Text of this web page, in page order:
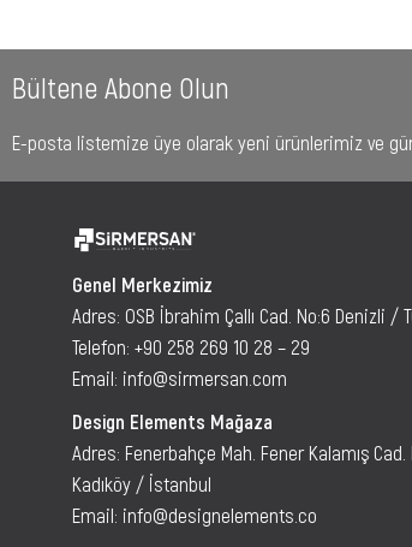
Bültene Abone Olun
E-posta listemize üye olarak yeni ürünlerimiz ve
Genel Merkezimiz
Adres: OSB İbrahim Çallı Cad. No:6 Denizli /
Telefon: +90 258 269 10 28 – 29
Email: info@sirmersan.com
Design Elements Mağaza
Adres: Fenerbahçe Mah. Fener Kalamış
Kadıköy / İstanbul
Email: info@designelements.co